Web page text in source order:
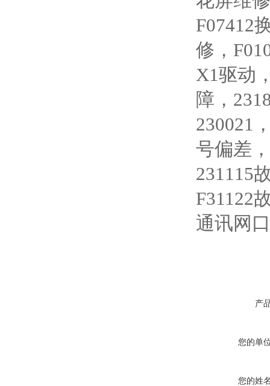
F07412
修，
X1驱动
障，
230021
号偏差
231115
F31122
通讯网
产
您的单
您的姓